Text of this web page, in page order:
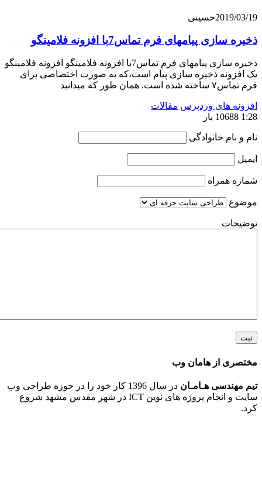
حسینی
پیامهای فرم تماس7با افزونه فلامینگو
ذخیره سازی پیامهای فرم تماس7با افزونه فلامینگو افزونه فلامینگو
ذخیره سازی پیام است،که به صورت اختصاصی برای
که میدانید
های وردپرس مقالات
خانوادگی
از هامان وب
هـامـان
در سال 1396 کار خود را در حوزه طراحی وب
سایت و انجام پروژه های نوین ICT در شهر مقدس مشهد شروع